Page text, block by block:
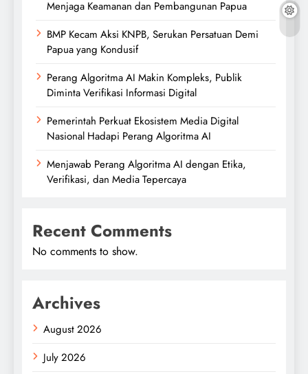
Menjaga Keamanan dan Pembangunan Papua
BMP Kecam Aksi KNPB, Serukan Persatuan Demi
Papua yang Kondusif
Perang Algoritma AI Makin Kompleks, Publik
Diminta Verifikasi Informasi Digital
Pemerintah Perkuat Ekosistem Media Digital
Nasional Hadapi Perang Algoritma AI
Menjawab Perang Algoritma AI dengan Etika,
Verifikasi, dan Media Tepercaya
Recent Comments
No comments to show.
Archives
August 2026
July 2026